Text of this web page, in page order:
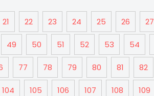
21 22 23 24 25 26 27
49 50 51 52 53 54
77 78 79 80 81 82
104 105 106 107 108 109